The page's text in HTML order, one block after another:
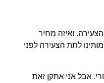
ואיזה מחיר
לתת הצעירה לפני
אבל אני אתקן זאת